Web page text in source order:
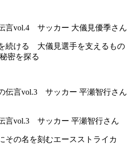
言vol.4 サッカー 大儀見優季さん
続ける 大儀見選手を支えるもの
密を探る
言vol.3 サッカー 平瀬智行さん
その名を刻むエースストライカ